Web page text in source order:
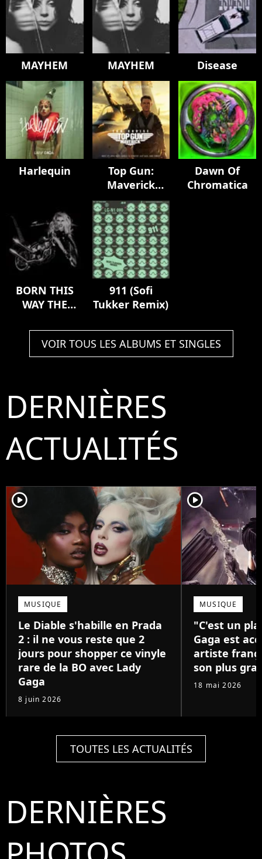
MAYHEM MAYHEM Disease
Harlequin
Top Gun:
Maverick
(Music From
The Motion
Picture)
Dawn Of
Chromatica
BORN THIS
WAY THE
ANNIVERSARY
911 (Sofi
Tukker Remix)
VOIR TOUS LES ALBUMS ET SINGLES
DERNIÈRES
ACTUALITÉS
player2
MUSIQUE
Le Diable s'habille en Prada
2 : il ne vous reste que 2
jours pour shopper ce vinyle
rare de la BO avec Lady
Gaga
8 juin 2026
player2
MUSIQUE
"C'est un
Gaga est
artiste
son plus
18 mai 2026
TOUTES LES ACTUALITÉS
DERNIÈRES